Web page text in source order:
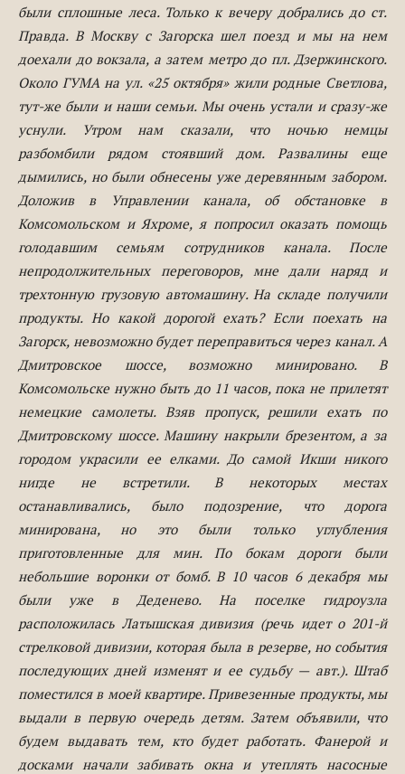
были сплошные леса. Только к вечеру добрались до ст.
Правда. В Москву с Загорска шел поезд и мы на нем
доехали до вокзала, а затем метро до пл. Дзержинского.
Около ГУМА на ул. «25 октября» жили родные Светлова,
тут-же были и наши семьи. Мы очень устали и сразу-же
уснули. Утром нам сказали, что ночью немцы
разбомбили рядом стоявший дом. Развалины еще
дымились, но были обнесены уже деревянным забором.
Доложив в Управлении канала, об обстановке в
Комсомольском и Яхроме, я попросил оказать помощь
голодавшим семьям сотрудников канала. После
непродолжительных переговоров, мне дали наряд и
трехтонную грузовую автомашину. На складе получили
продукты. Но какой дорогой ехать? Если поехать на
Загорск, невозможно будет переправиться через канал. А
Дмитровское шоссе, возможно минировано. В
Комсомольске нужно быть до 11 часов, пока не прилетят
немецкие самолеты. Взяв пропуск, решили ехать по
Дмитровскому шоссе. Машину накрыли брезентом, а за
городом украсили ее елками. До самой Икши никого
нигде не встретили. В некоторых местах
останавливались, было подозрение, что дорога
минирована, но это были только углубления
приготовленные для мин. По бокам дороги были
небольшие воронки от бомб. В 10 часов 6 декабря мы
были уже в Деденево. На поселке гидроузла
расположилась Латышская дивизия (речь идет о 201-й
стрелковой дивизии, которая была в резерве, но события
последующих дней изменят и ее судьбу — авт.). Штаб
поместился в моей квартире. Привезенные продукты, мы
выдали в первую очередь детям. Затем объявили, что
будем выдавать тем, кто будет работать. Фанерой и
досками начали забивать окна и утеплять насосные